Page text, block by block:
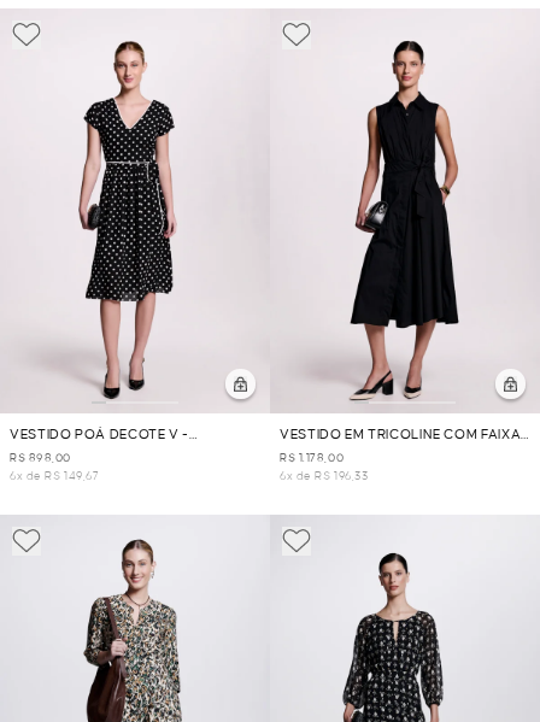
VESTIDO POÁ DECOTE V -
PRETO/BRANCO
R$ 898,00
6x de R$ 149,67
VESTIDO EM TRICOLINE COM FAIXA
- PRETO
R$ 1.178,00
6x de R$ 196,33